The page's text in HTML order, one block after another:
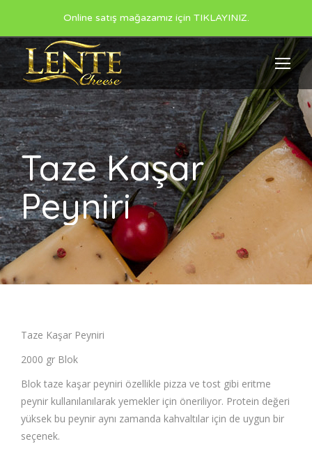
Taze Kaşar
Peyniri
Taze Kaşar Peyniri
2000 gr Blok
Blok taze kaşar peyniri özellikle pizza ve tost gibi eritme
peynir kullanılanılarak yemekler için öneriliyor. Protein değeri
yüksek bu peynir aynı zamanda kahvaltılar için de uygun bir
seçenek.
Online satış mağazamız için TIKLAYINIZ.